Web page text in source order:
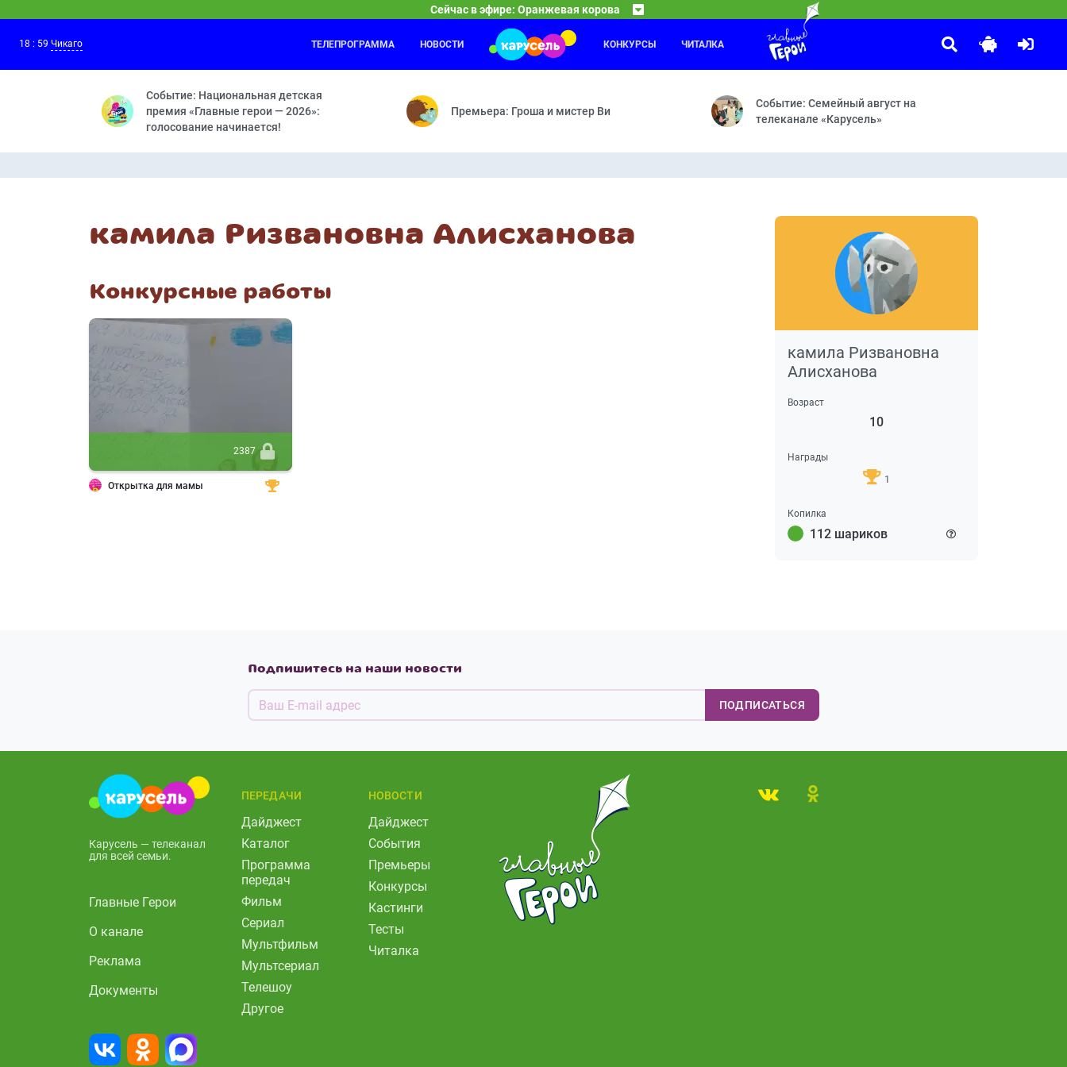
Сейчас в эфире: Оранжевая корова
Средние века — Розыгрыш — Грабли — Робот — Сонные каникулы — Ярмарка — День ошибок — Моя няня — Непростая работа
Спокойной ночи, малыши!
Передача «Спокойной ночи, малыши!» — уникальное явление на телевидении. Программа существует с сентября
10 ЛЕТ ВОЛШЕБСТВА. Сказочный патруль
Волшебная ботаника — Страна саламандр — Пряничный
18 : 59 Чикаго ТЕЛЕПРОГРАММА НОВОСТИ КОНКУРСЫ ЧИТАЛКА
Событие: Национальная детская
премия «Главные герои — 2026»:
голосование начинается!
Премьера: Гроша и мистер Ви
Событие: Семейный август на
телеканале «Карусель»
камила Ризвановна Алисханова
Конкурсные работы
2387
Открытка для мамы
камила Ризвановна
Алисханова
Возраст
10
Награды
1
Копилка
112 шариков
Подпишитесь на наши новости
ПОДПИСАТЬСЯ
Карусель — телеканал
для всей семьи.
Главные Герои
О канале
Реклама
Документы
ПЕРЕДАЧИ
Дайджест
Каталог
Программа
передач
Фильм
Сериал
Мультфильм
Мультсериал
Телешоу
Другое
НОВОСТИ
Дайджест
События
Премьеры
Конкурсы
Кастинги
Тесты
Читалка